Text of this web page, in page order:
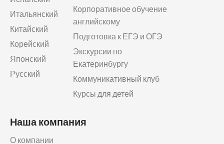
Итальянский
Китайский
Корейский
Японский
Русский
Корпоративное обучение
английскому
Подготовка к ЕГЭ и ОГЭ
Экскурсии по
Екатеринбургу
Коммуникативный клуб
Курсы для детей
Наша компания
О компании